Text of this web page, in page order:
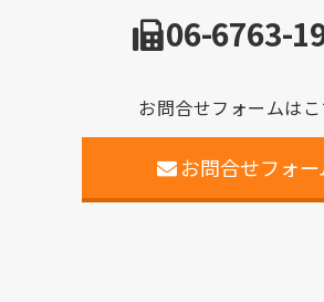
06-6763-
お問合せフォームは
お問合せフォー